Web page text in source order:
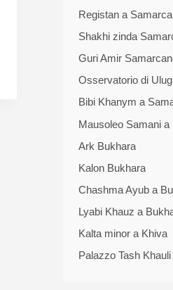
Registan a
Shakhi zinda
Guri Amir
Osservatorio di
Bibi Khanym a
Mausoleo Samani a
Ark Bukhara
Kalon Bukhara
Chashma Ayub a
Lyabi Khauz a
Kalta minor a Khiva
Palazzo Tash